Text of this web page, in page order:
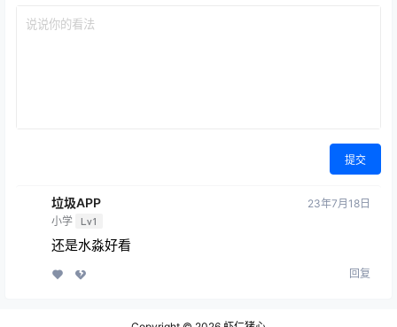
提交
垃圾APP
小学 Lv1
23年7月18日
还是水淼好看
回复